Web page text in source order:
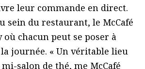
leur commande en direct.
sein du restaurant, le McCafé
où chacun peut se poser à
journée. « Un véritable lieu
salon de thé, me McCafé